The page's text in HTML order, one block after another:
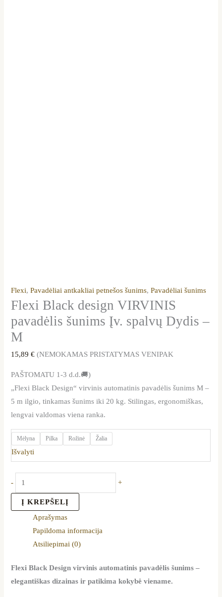
Flexi,Pavadėliai antkakliai petnešos šunims,Pavadėliai šunims
Flexi Black design VIRVINIS
pavadėlis šunims Įv. spalvų Dydis –
M
15,89€ (NEMOKAMAS PRISTATYMAS VENIPAK
PAŠTOMATU 1-3 d.d.🚚)
„Flexi Black Design“ virvinis automatinis pavadėlis šunims M –
5 m ilgio, tinkamas šunims iki 20 kg. Stilingas, ergonomiškas,
lengvai valdomas viena ranka.
Mėlyna Pilka Rožinė Žalia
Išvalyti
- +
Į KREPŠELĮ
Aprašymas
Papildoma informacija
Atsiliepimai (0)
Flexi Black Design virvinis automatinis pavadėlis šunims –
elegantiškas dizainas ir patikima kokybė viename.